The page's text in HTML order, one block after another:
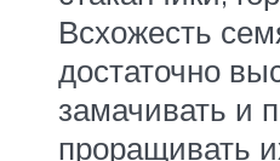
Всхожесть
достаточно
замачивать и
проращивать